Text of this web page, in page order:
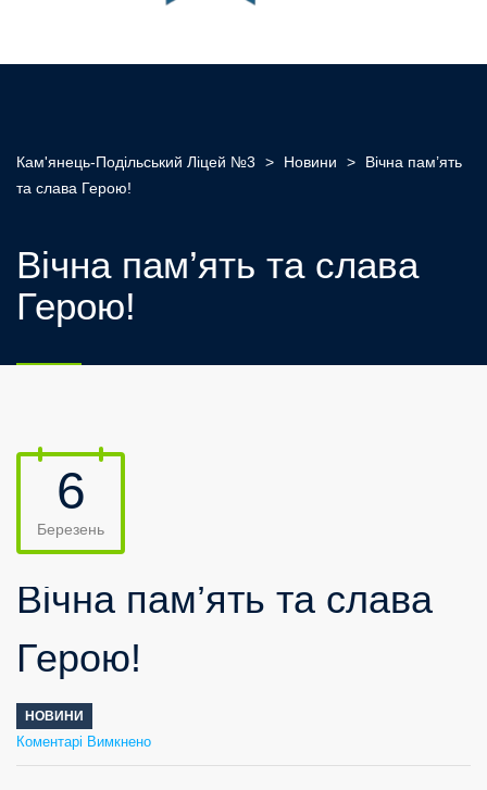
Кам'янець-Подільський Ліцей №3 > Новини >
Вічна пам’ять
та слава Герою!
Вічна пам’ять та слава
Герою!
6
Березень
Вічна пам’ять та слава
Герою!
НОВИНИ
Коментарі Вимкненодо
Вічна
пам’ять
Герою!